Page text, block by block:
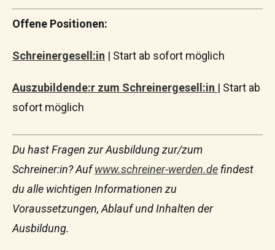
Offene Positionen:
Schreinergesell:in | Start ab sofort möglich
Auszubildende:r zum Schreinergesell:in | Start ab
sofort möglich
Du hast Fragen zur Ausbildung zur/zum
Schreiner:in? Aufwww.schreiner-werden.de findest
du alle wichtigen Informationen zu
Voraussetzungen, Ablauf und Inhalten der
Ausbildung.